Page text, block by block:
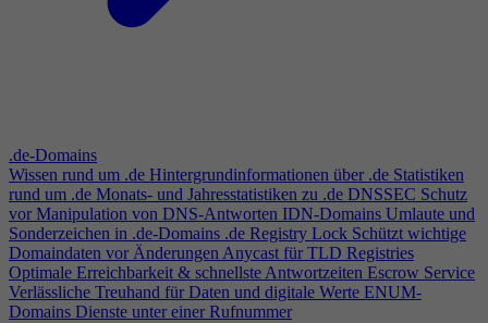
.de-Domains
Wissen rund um .de Hintergrundinformationen über .de Statistiken
rund um .de Monats- und Jahresstatistiken zu .de DNSSEC Schutz
vor Manipulation von DNS-Antworten IDN-Domains Umlaute und
Sonderzeichen in .de-Domains .de Registry Lock Schützt wichtige
Domaindaten vor ÄnderungenAnycast für TLD Registries
Optimale Erreichbarkeit & schnellste Antwortzeiten Escrow Service
Verlässliche Treuhand für Daten und digitale Werte ENUM-
Domains Dienste unter einer Rufnummer